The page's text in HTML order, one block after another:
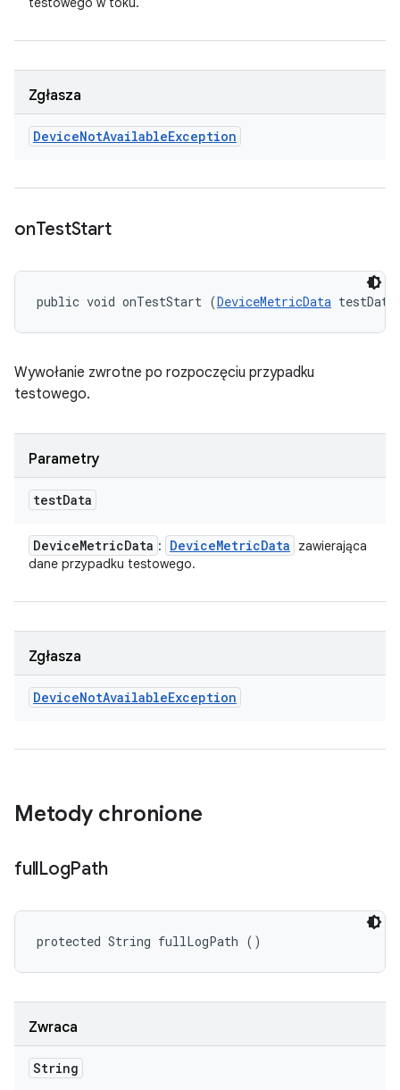
Zgłasza
DeviceNotAvailableException
onTestStart
public void onTestStart (DeviceMetricData
Wywołanie zwrotne po rozpoczęciu przypadku
testowego.
Parametry
testData
DeviceMetricData : DeviceMetricData
zawierająca
dane przypadku testowego.
Zgłasza
DeviceNotAvailableException
Metody chronione
fullLogPath
protected String fullLogPath ()
Zwraca
String